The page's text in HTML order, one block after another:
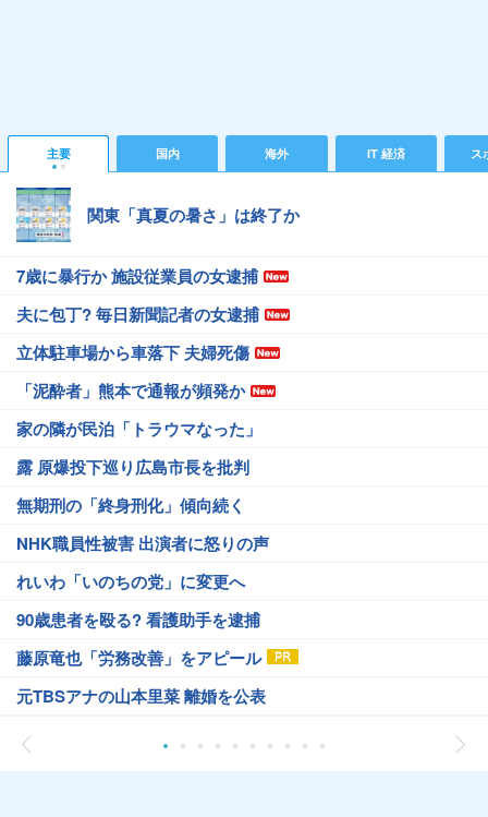
主要 国内 海外 IT 経済 ス
関東「真夏の暑さ」は終了か
7歳に暴行か 施設従業員の女逮捕
夫に包丁? 毎日新聞記者の女逮捕
立体駐車場から車落下 夫婦死傷
「泥酔者」熊本で通報が頻発か
家の隣が民泊「トラウマなった」
露 原爆投下巡り広島市長を批判
無期刑の「終身刑化」傾向続く
NHK職員性被害 出演者に怒りの声
れいわ「いのちの党」に変更へ
90歳患者を殴る? 看護助手を逮捕
藤原竜也「労務改善」をアピール
元TBSアナの山本里菜 離婚を公表